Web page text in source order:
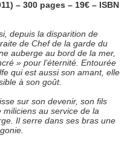
– 300 pages – 19€ – ISBN
depuis la disparition de
de Chef de la garde du
auberge au bord de la mer,
» pour l’éternité. Entourée
qui est aussi son amant, elle
à son goût.
sur son devenir, son fils
au service de la
Il serre dans ses bras une